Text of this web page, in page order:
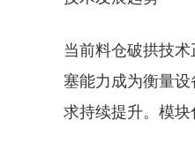
当前料仓破拱技
塞能力成为衡量
求持续提升。模块